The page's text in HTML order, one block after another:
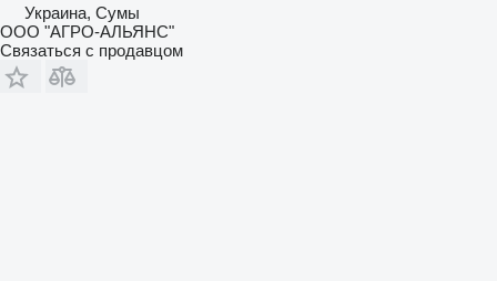
Украина, Сумы
ООО "АГРО-АЛЬЯНС"
Связаться с продавцом